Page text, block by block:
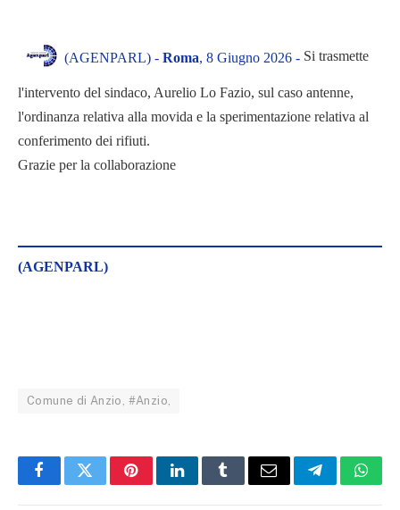
(AGENPARL) - Roma, 8 Giugno 2026 - Si trasmette
l'intervento del sindaco, Aurelio Lo Fazio, sul caso antenne,
l'ordinanza relativa alla movida e la sperimentazione relativa al
conferimento dei rifiuti.
Grazie per la collaborazione
(AGENPARL)
Comune di Anzio, #Anzio,
FacebookTwitterPinterestLinkedInTumblrEmail Telegram